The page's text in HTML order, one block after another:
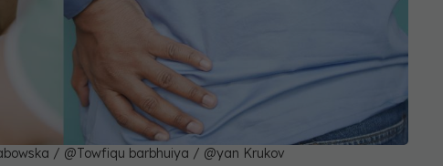
/ @Towfiqu barbhuiya / @yan Krukov